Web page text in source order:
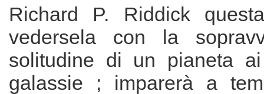
Richard P. Riddick
vedersela con la
solitudine di un pianeta
galassie ; imparerà a